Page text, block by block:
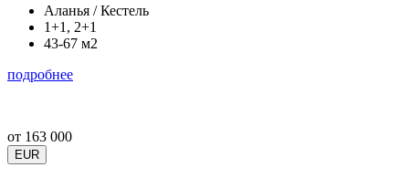
Аланья / Кестель
1+1, 2+1
43-67 м2
подробнее
от 163 000
EUR